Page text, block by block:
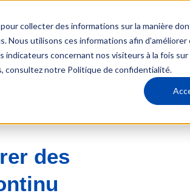
collecter des informations sur la manière
Nous utilisons ces informations afin d'améliorer
concernant nos visiteurs à la fois
consultez notre Politique de confidentialité.
des
✅ À la fin du call 👉 Le